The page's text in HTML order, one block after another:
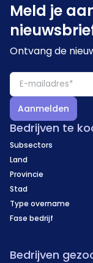
Meld je
Ontvang de
Aanmelden
Bedrijven te
Subsectors
Land
Provincie
Stad
Type overname
Fase bedrijf
Bedrijven